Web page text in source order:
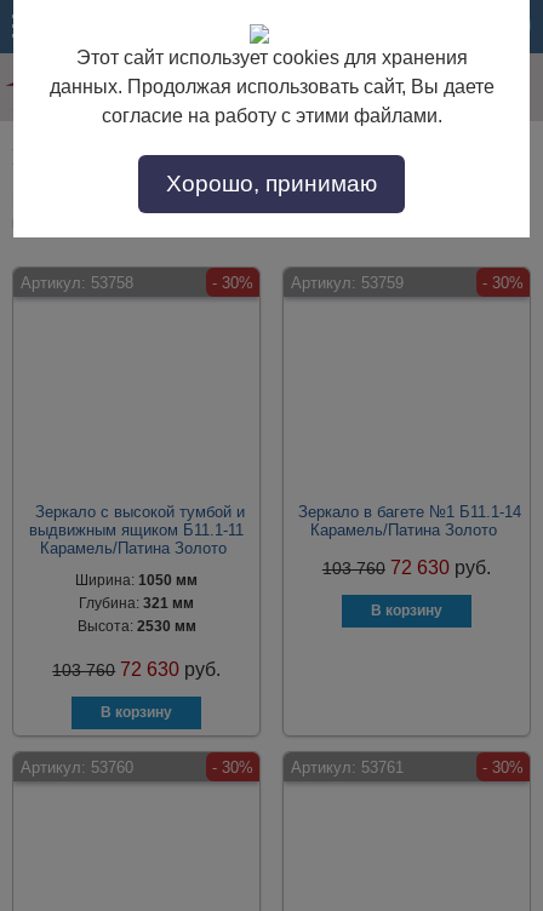
Малые предметы интерьера большие
Малые предметы интерьера большие по выгодной цене. Покупайте в
Артикул: 53758 - 30%
Зеркало с высокой тумбой и
выдвижным ящиком Б11.1-11
Карамель/Патина Золото
Ширина:1050 мм
Глубина:321 мм
Высота: 2530 мм
103 760 72 630 руб.
Артикул: 53759 - 30%
Зеркало в багете №1 Б11.1-14
Карамель/Патина Золото
103 760 72 630 руб.
Артикул: 53760 - 30% Артикул: 53761 - 30%
Этот сайт использует cookies для хранения
данных. Продолжая использовать сайт, Вы даете
согласие на работу с этими файлами.
Хорошо, принимаю